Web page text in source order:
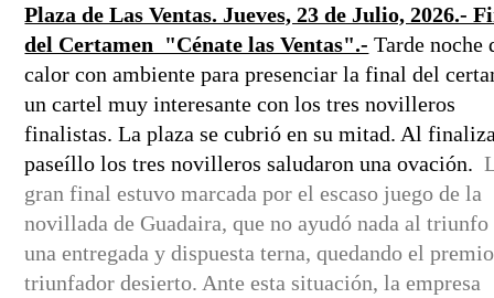
Plaza de Las Ventas. Jueves, 23 de Julio, 2026.-
del Certamen  "Cénate las Ventas".- Tarde noche
calor con ambiente para presenciar la final del
un cartel muy interesante con los tres novilleros
finalistas. La plaza se cubrió en su mitad. Al
paseíllo los tres novilleros saludaron una ovación.
gran final estuvo marcada por el escaso juego de la
novillada de Guadaira, que no ayudó nada al triunfo
una entregada y dispuesta terna, quedando el